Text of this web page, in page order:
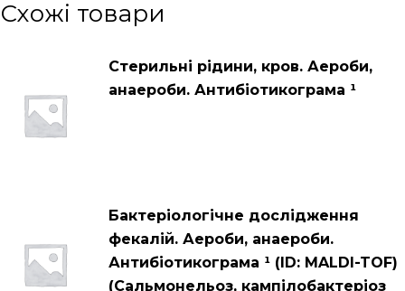
Схожі товари
Стерильні рідини, кров. Аероби,
анаероби. Антибіотикограма ¹
Бактеріологічне дослідження
фекалій. Аероби, анаероби.
Антибіотикограма ¹ (ID: MALDI-TOF)
(Сальмонельоз, кампілобактеріоз